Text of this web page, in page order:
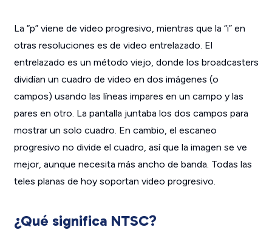
La “p” viene de video progresivo, mientras que la “i” en
otras resoluciones es de video entrelazado. El
entrelazado es un método viejo, donde los broadcasters
dividían un cuadro de video en dos imágenes (o
campos) usando las líneas impares en un campo y las
pares en otro. La pantalla juntaba los dos campos para
mostrar un solo cuadro. En cambio, el escaneo
progresivo no divide el cuadro, así que la imagen se ve
mejor, aunque necesita más ancho de banda. Todas las
teles planas de hoy soportan video progresivo.
¿Qué significa NTSC?